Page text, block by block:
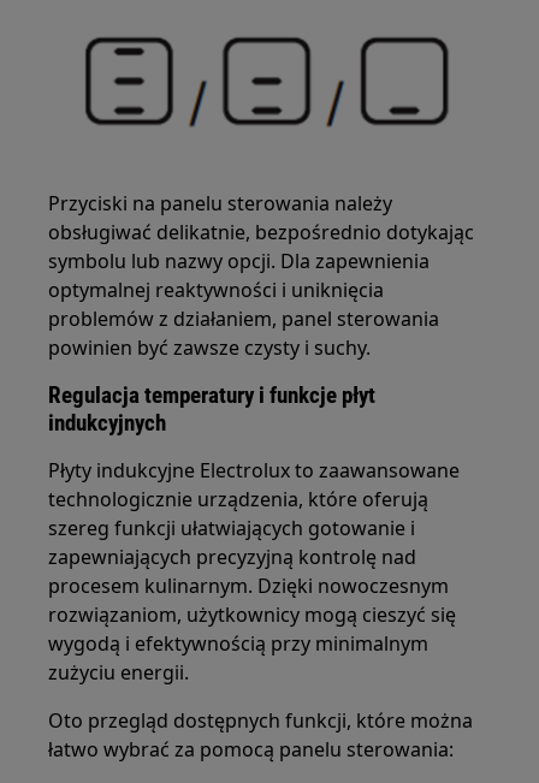
Przyciski na panelu sterowania należy
obsługiwać delikatnie, bezpośrednio dotykając
symbolu lub nazwy opcji. Dla zapewnienia
optymalnej reaktywności i uniknięcia
problemów z działaniem, panel sterowania
powinien być zawsze czysty i suchy.
Regulacja temperatury i funkcje płyt
indukcyjnych
Płyty indukcyjne Electrolux to zaawansowane
technologicznie urządzenia, które oferują
szereg funkcji ułatwiających gotowanie i
zapewniających precyzyjną kontrolę nad
procesem kulinarnym. Dzięki nowoczesnym
rozwiązaniom, użytkownicy mogą cieszyć się
wygodą i efektywnością przy minimalnym
zużyciu energii.
Oto przegląd dostępnych funkcji, które można
łatwo wybrać za pomocą panelu sterowania: